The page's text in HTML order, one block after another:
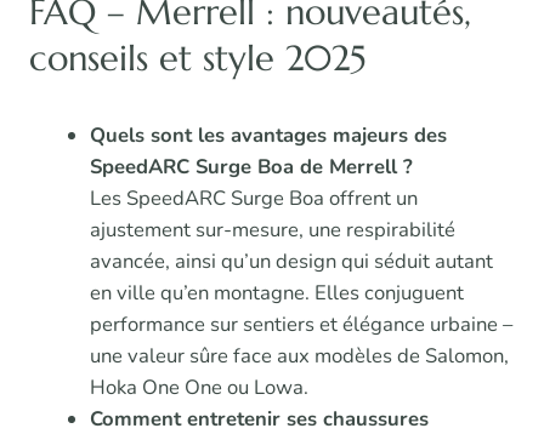
FAQ – Merrell : nouveautés,
conseils et style 2025
Quels sont les avantages majeurs des
SpeedARC Surge Boa de Merrell ?
Les SpeedARC Surge Boa offrent un
ajustement sur-mesure, une respirabilité
avancée, ainsi qu’un design qui séduit autant
en ville qu’en montagne. Elles conjuguent
performance sur sentiers et élégance urbaine –
une valeur sûre face aux modèles de Salomon,
Hoka One One ou Lowa.
Comment entretenir ses chaussures